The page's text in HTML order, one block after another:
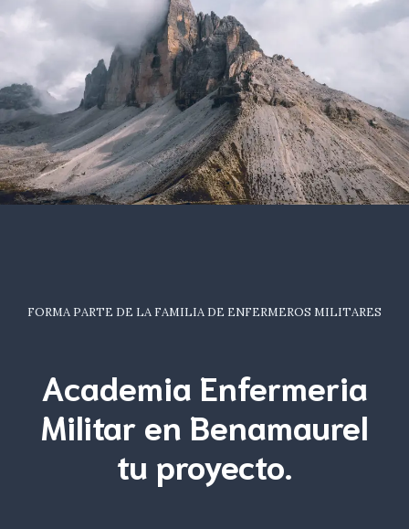
FORMA PARTE DE LA FAMILIA DE ENFERMEROS MILITARES
Academia Enfermeria
Militar en Benamaurel
tu proyecto.